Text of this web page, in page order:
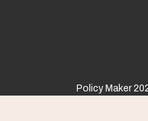
Policy Maker